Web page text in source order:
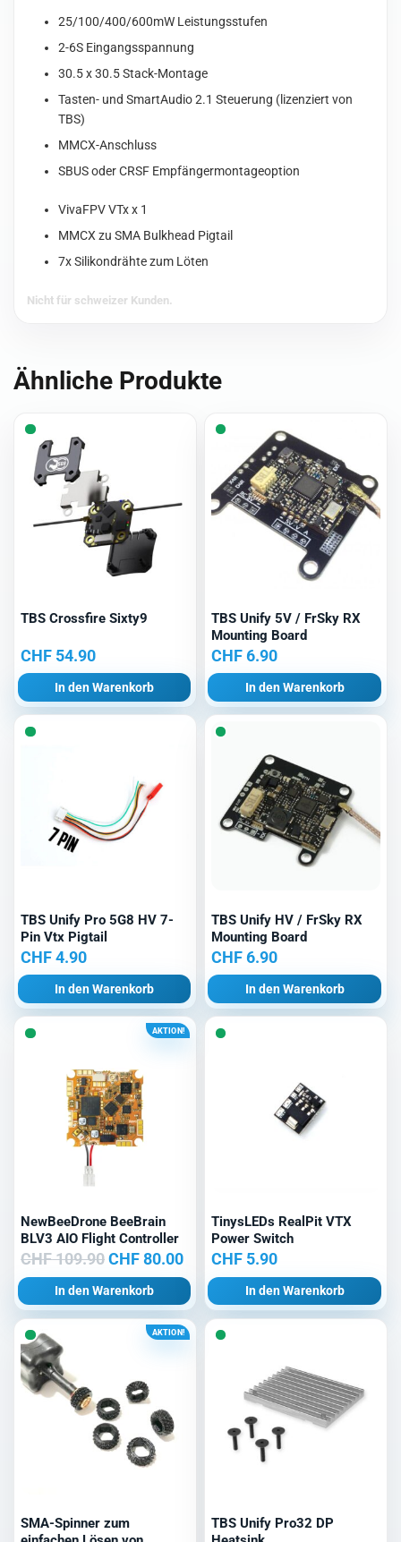
25/100/400/600mW Leistungsstufen
2-6S Eingangsspannung
30.5 x 30.5 Stack-Montage
Tasten- und SmartAudio 2.1 Steuerung (lizenziert von
TBS)
MMCX-Anschluss
SBUS oder CRSF Empfängermontageoption
VivaFPV VTx x 1
MMCX zu SMA Bulkhead Pigtail
7x Silikondrähte zum Löten
Nicht für schweizer Kunden.
Ähnliche Produkte
TBS Crossfire Sixty9
CHF 54.90
In den Warenkorb
TBS Unify 5V / FrSky RX
Mounting Board
CHF6.90
In den Warenkorb
TBS Unify Pro 5G8 HV 7-
Pin Vtx Pigtail
CHF4.90
In den Warenkorb
TBS Unify HV / FrSky RX
Mounting Board
CHF6.90
In den Warenkorb
AKTION!
NewBeeDrone BeeBrain
BLV3 AIO Flight Controller
CHF109.90Ursprünglicher
Preis
war:
CHF 109.90
CHF80.00Aktueller
Preis
ist:
CHF 80.00.
In den Warenkorb
TinysLEDs RealPit VTX
Power Switch
CHF5.90
In den Warenkorb
AKTION!
SMA-Spinner zum
TBS Unify Pro32 DP